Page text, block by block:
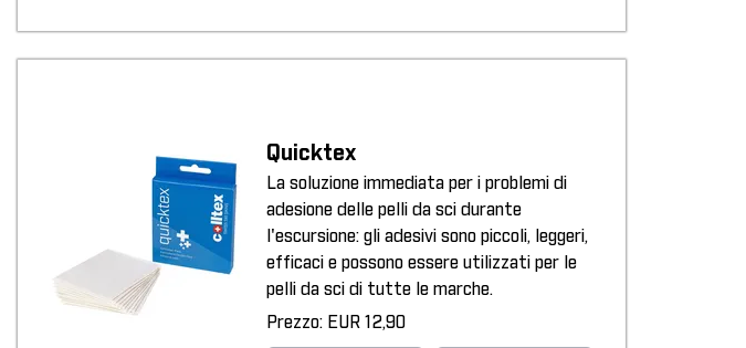
Quicktex
La soluzione immediata per i problemi di
adesione delle pelli da sci durante
l'escursione: gli adesivi sono piccoli, leggeri,
efficaci e possono essere utilizzati per le
pelli da sci di tutte le marche.
Prezzo: EUR 12,90